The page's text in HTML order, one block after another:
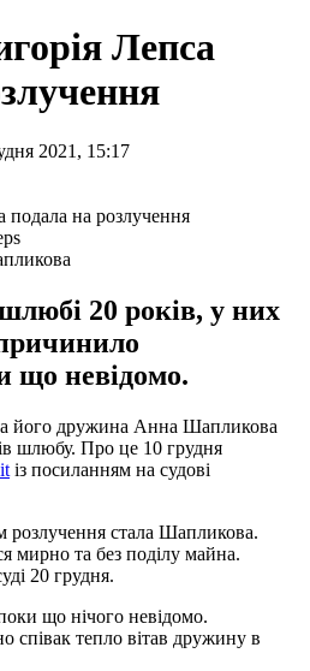
Лепса
2021, 15:17
20 років, у них
що невідомо.
його дружина Анна Шапликова
шлюбу. Про це 10 грудня
із посиланням на судові
розлучення стала Шапликова.
мирно та без поділу майна.
20 грудня.
що нічого невідомо.
співак тепло вітав дружину в